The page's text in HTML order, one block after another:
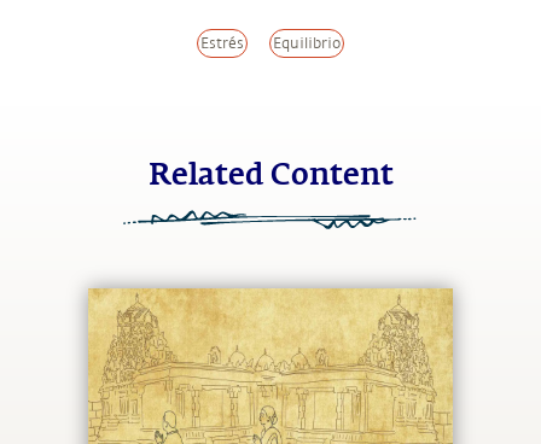
Estrés Equilibrio
Related Content